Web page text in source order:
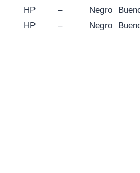
HP – Negro
HP – Negro